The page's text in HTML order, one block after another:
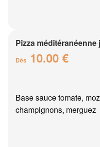
Pizza méditéranéenne
Dès 10.00 €
Base sauce tomate,
champignons, merguez